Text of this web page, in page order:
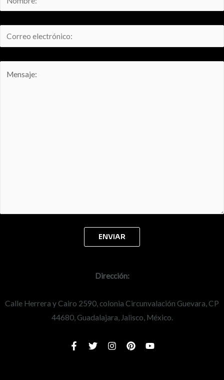
Dirección:
Calle Herrera y Cairo 2590, colonia Circunvalación Guevara, CP
44680, Guadalajara, Jalisco, México.